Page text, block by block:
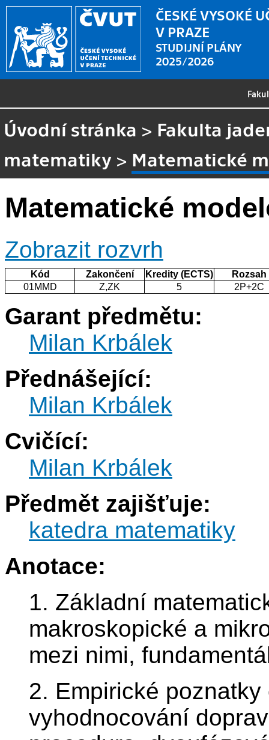
ČESKÉ VYSOKÉ
V PRAZE
STUDIJNÍ PLÁNY
2025/2026
Úvodní stránka > Fakulta
matematiky > Matematické
Matematické
Zobrazit rozvrh
Kód Zakončení Kredity (ECTS)
Rozsah
01MMD
Z,ZK 5 2P+2C
Garant předmětu:
Milan Krbálek
Přednášející:
Milan Krbálek
Cvičící:
Milan Krbálek
Předmět zajišťuje:
katedra matematiky
Anotace:
1. Základní
makroskopické a
mezi nimi,
2. Empirické
vyhodnocování